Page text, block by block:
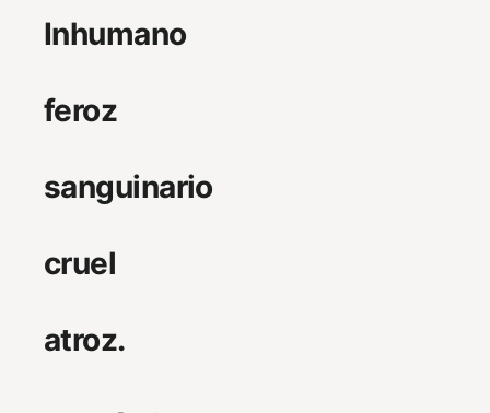
Inhumano
feroz
sanguinario
cruel
atroz.